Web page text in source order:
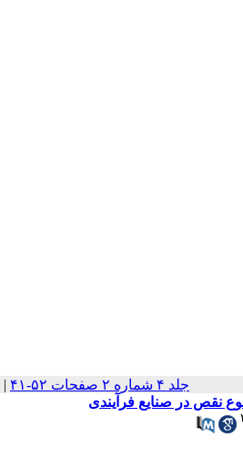
جلد ۴ شماره ۲ صفحات ۵۲-۴۱ |
نقص در صنایع فرآیندی